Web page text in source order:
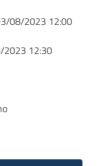
08/2023 12:00
12:30